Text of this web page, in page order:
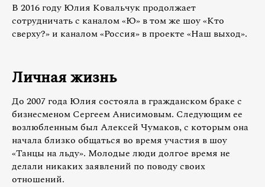
В 2016 году Юлия Ковальчук продолжает
сотрудничать с каналом «Ю» в том же шоу «Кто
сверху?» и каналом «Россия» в проекте «Наш выход».
Личная жизнь
До 2007 года Юлия состояла в гражданском браке с
бизнесменом Сергеем Анисимовым. Следующим ее
возлюбленным был Алексей Чумаков, с которым она
начала близко общаться во время участия в шоу
«Танцы на льду». Молодые люди долгое время не
делали никаких заявлений по поводу своих
отношений.